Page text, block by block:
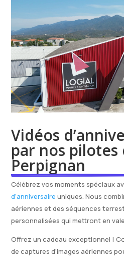
Vidéos
par nos pilotes
Perpignan
Célébrez vos moments spéciaux
d’anniversaire uniques. Nous
aériennes et des séquences
personnalisées qui mettront en
Offrez un cadeau exceptionnel !
de captures d’images aériennes